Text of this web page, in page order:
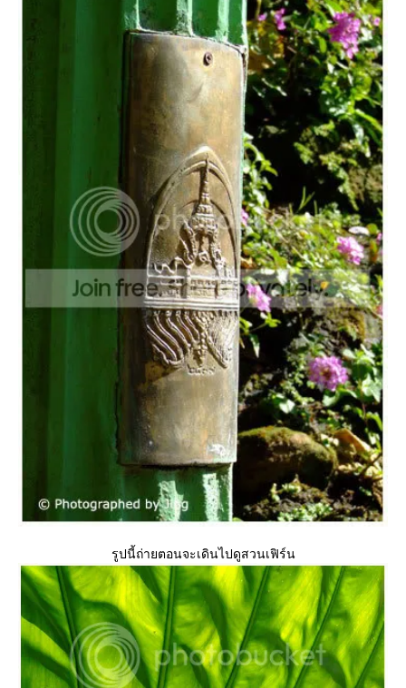
รูปนี้ถ่ายตอนจะเดินไปดูสวนเฟิร์น